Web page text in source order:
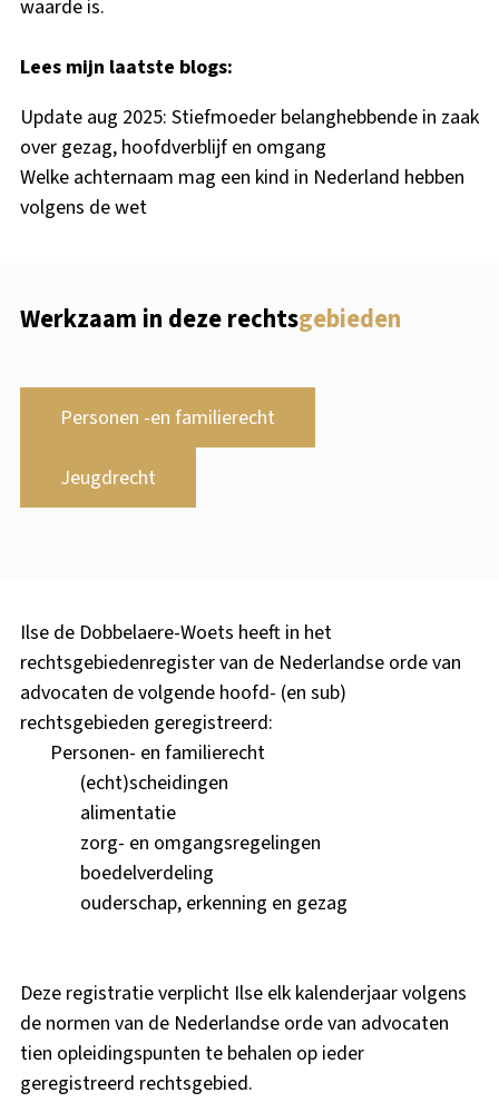
waarde is.
Lees mijn laatste blogs:
Update aug 2025: Stiefmoeder belanghebbende in zaak
over gezag, hoofdverblijf en omgang
Welke achternaam mag een kind in Nederland hebben
volgens de wet
Werkzaam in deze rechtsgebieden
Personen -en familierecht
Jeugdrecht
Ilse de Dobbelaere-Woets heeft in het
rechtsgebiedenregister van de Nederlandse orde van
advocaten de volgende hoofd- (en sub)
rechtsgebieden geregistreerd:
Personen- en familierecht
(echt)scheidingen
alimentatie
zorg- en omgangsregelingen
boedelverdeling
ouderschap, erkenning en gezag
Deze registratie verplicht Ilse elk kalenderjaar volgens
de normen van de Nederlandse orde van advocaten
tien opleidingspunten te behalen op ieder
geregistreerd rechtsgebied.